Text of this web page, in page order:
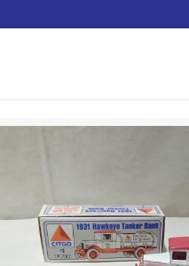
SOLD OUT